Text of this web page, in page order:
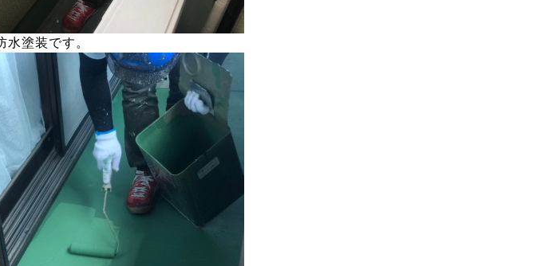
塗装です。